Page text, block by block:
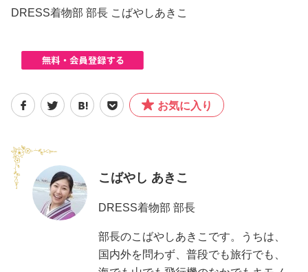
DRESS着物部 部長 こばやしあきこ
お気に入り
こばやし あきこ
DRESS着物部 部長
部長のこばやしあきこです。うちは、
国内外を問わず、普段でも旅行でも、